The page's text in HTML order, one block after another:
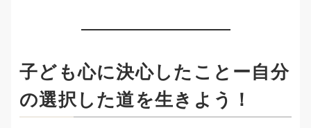
子ども心に決心したことー自分
の選択した道を生きよう！